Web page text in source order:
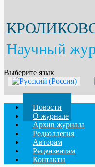
Научный
Выберите язык
Новости
О журнале
Архив журнала
Редколлегия
Авторам
Рецензентам
Контакты